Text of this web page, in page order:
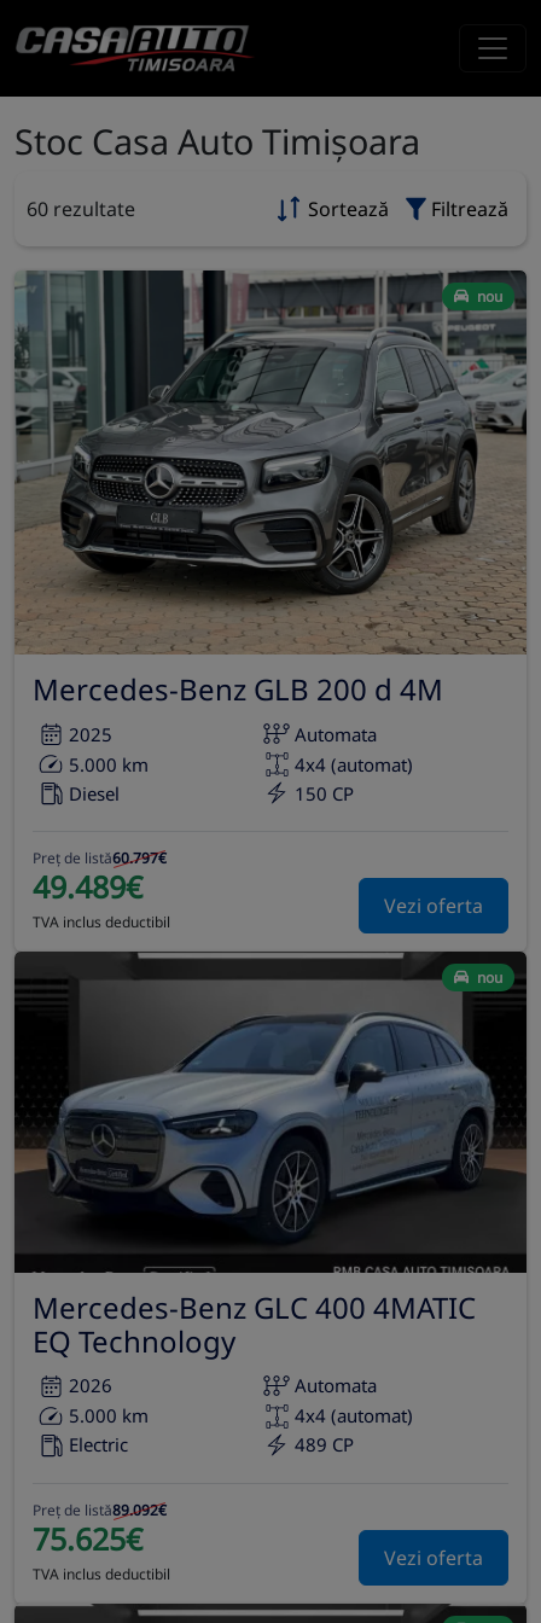
Stoc Casa Auto Timișoara
60 rezultate Sortează Filtrează
nou
Mercedes-Benz GLB 200 d 4M
2025
Automata
5.000 km
4x4 (automat)
Diesel
150 CP
Preț de listă60.797€
49.489€
TVA inclus deductibil
Vezi oferta
nou
Mercedes-Benz GLC 400 4MATIC
EQ Technology
2026
Automata
5.000 km
4x4 (automat)
Electric
489 CP
Preț de listă89.092€
75.625€
TVA inclus deductibil
Vezi oferta